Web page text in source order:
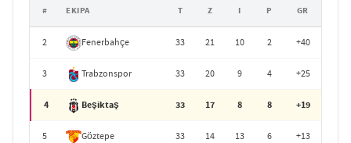
# EKIPA T Z I P GR
2 Fenerbahçe 33 21 10 2 +40
3 Trabzonspor 33 20 9 4 +25
4 Beşiktaş 33 17 8 8 +19
5 Göztepe 33 14 13 6 +13